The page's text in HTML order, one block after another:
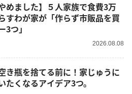
めました】５人家族で食費3万
すわが家が「作らず市販品を買
3つ」
2026.08.08
き瓶を捨てる前に！家じゅうに
たくなるアイデア3つ。